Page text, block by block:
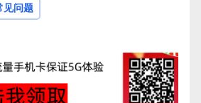
见问题